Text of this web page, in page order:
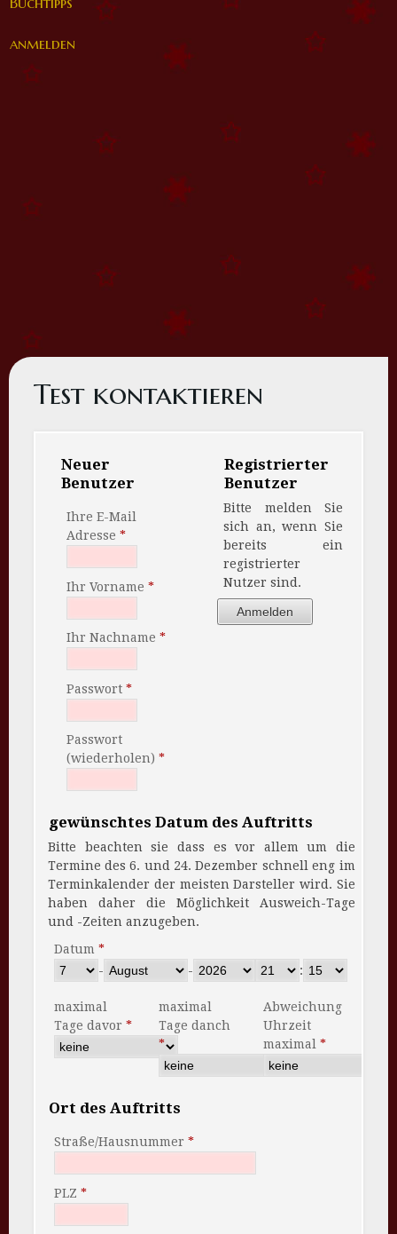
anmelden
Test kontaktieren
Neuer
Benutzer
Ihre E-Mail
Adresse
Ihr Vorname
Ihr Nachname
Passwort
Passwort
(wiederholen)
Registrierter
Benutzer
Bitte melden Sie
sich an, wenn Sie
bereits ein
registrierter
Nutzer sind.
Anmelden
gewünschtes Datum des Auftritts
Bitte beachten sie dass es vor allem um die
Termine des 6. und 24. Dezember schnell eng im
Terminkalender der meisten Darsteller wird. Sie
haben daher die Möglichkeit Ausweich-Tage
und -Zeiten anzugeben.
Datum
-
- :
maximal
Tage davor
maximal
Tage danch
Abweichung
Uhrzeit
maximal
Ort des Auftritts
Straße/Hausnummer
PLZ